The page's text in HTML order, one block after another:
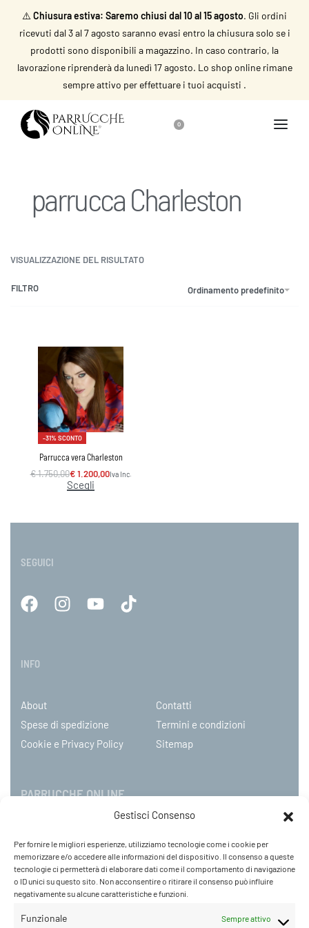
Gestisci Consenso
Per fornire le migliori esperienze, utilizziamo tecnologie come i cookie per
memorizzare e/o accedere alle informazioni del dispositivo. Il consenso a queste
tecnologie ci permetterà di elaborare dati come il comportamento di navigazione
o ID unici su questo sito. Non acconsentire o ritirare il consenso può influire
negativamente su alcune caratteristiche e funzioni.
Funzionale Sempre attivo
⚠️ Chiusura estiva: Saremo chiusi dal 10 al 15 agosto. Gli ordini
ricevuti dal 3 al 7 agosto saranno evasi entro la chiusura solo se i
prodotti sono disponibili a magazzino. In caso contrario, la
lavorazione riprenderà da lunedì 17 agosto. Lo shop online rimane
sempre attivo per effettuare i tuoi acquisti .
0
parrucca Charleston
VISUALIZZAZIONE DEL RISULTATO
Ordinamento predefinito
FILTRO
-31% SCONTO
Parrucca vera Charleston
€1.750,00€1.200,00Iva Inc.
Scegli
SEGUICI
INFO
About
Contatti
Spese di spedizione
Termini e condizioni
Cookie e Privacy Policy
Sitemap
PARRUCCHE ONLINE
C.so Mazzini 31, NOVARA – Italy
Tel: +39 0321 659378 / 393229
WhatsApp: +39 342 9218104
info@parruccheonline.com
PEC –farcaphair@legalmail.it